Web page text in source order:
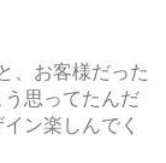
、お客様だった
思ってたんだ
ン楽しんでく